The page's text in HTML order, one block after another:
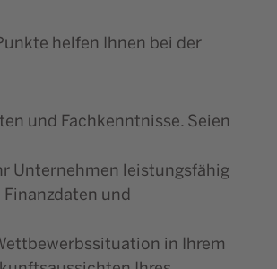
helfen Ihnen bei der
und Fachkenntnisse. Seien
Unternehmen leistungsfähig
und
in Ihrem